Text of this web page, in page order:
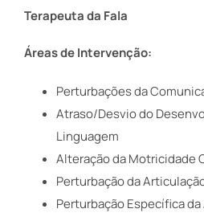
Terapeuta da Fala
Áreas de Intervenção:
Perturbações da
Atraso/Desvio do
Linguagem
Alteração da Motricidade
Perturbação da
Perturbação Específica